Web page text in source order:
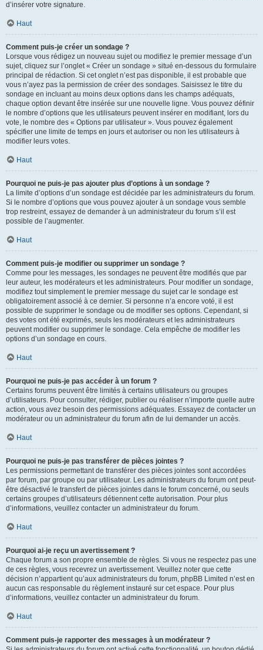
d’insérer votre signature.
Haut
Comment puis-je créer un sondage ?
Lorsque vous rédigez un nouveau sujet ou modifiez le premier message d’un
sujet, cliquez sur l’onglet « Créer un sondage » situé en-dessous du formulaire
principal de rédaction. Si cet onglet n’est pas disponible, il est probable que
vous n’ayez pas la permission de créer des sondages. Saisissez le titre du
sondage en incluant au moins deux options dans les champs adéquats,
chaque option devant être insérée sur une nouvelle ligne. Vous pouvez définir
le nombre d’options que les utilisateurs peuvent insérer en modifiant, lors du
vote, le nombre des « Options par utilisateur ». Vous pouvez également
spécifier une limite de temps en jours et autoriser ou non les utilisateurs à
modifier leurs votes.
Haut
Pourquoi ne puis-je pas ajouter plus d’options à un sondage ?
La limite d’options d’un sondage est décidée par les administrateurs du forum.
Si le nombre d’options que vous pouvez ajouter à un sondage vous semble
trop restreint, essayez de demander à un administrateur du forum s’il est
possible de l’augmenter.
Haut
Comment puis-je modifier ou supprimer un sondage ?
Comme pour les messages, les sondages ne peuvent être modifiés que par
leur auteur, les modérateurs et les administrateurs. Pour modifier un sondage,
modifiez tout simplement le premier message du sujet car le sondage est
obligatoirement associé à ce dernier. Si personne n’a encore voté, il est
possible de supprimer le sondage ou de modifier ses options. Cependant, si
des votes ont été exprimés, seuls les modérateurs et les administrateurs
peuvent modifier ou supprimer le sondage. Cela empêche de modifier les
options d’un sondage en cours.
Haut
Pourquoi ne puis-je pas accéder à un forum ?
Certains forums peuvent être limités à certains utilisateurs ou groupes
d’utilisateurs. Pour consulter, rédiger, publier ou réaliser n’importe quelle autre
action, vous avez besoin des permissions adéquates. Essayez de contacter un
modérateur ou un administrateur du forum afin de lui demander un accès.
Haut
Pourquoi ne puis-je pas transférer de pièces jointes ?
Les permissions permettant de transférer des pièces jointes sont accordées
par forum, par groupe ou par utilisateur. Les administrateurs du forum ont peut-
être désactivé le transfert de pièces jointes dans le forum concerné, ou seuls
certains groupes d’utilisateurs détiennent cette autorisation. Pour plus
d’informations, veuillez contacter un administrateur du forum.
Haut
Pourquoi ai-je reçu un avertissement ?
Chaque forum a son propre ensemble de règles. Si vous ne respectez pas une
de ces règles, vous recevrez un avertissement. Veuillez noter que cette
décision n’appartient qu’aux administrateurs du forum, phpBB Limited n’est en
aucun cas responsable du règlement instauré sur cet espace. Pour plus
d’informations, veuillez contacter un administrateur du forum.
Haut
Comment puis-je rapporter des messages à un modérateur ?